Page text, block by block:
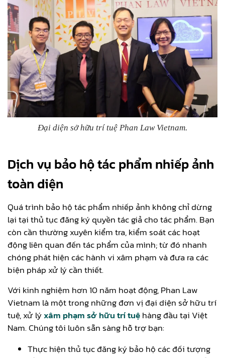
Đại diện sở hữu trí tuệ Phan Law Vietnam.
Dịch vụ bảo hộ tác phẩm nhiếp ảnh
toàn diện
Quá trình bảo hộ tác phẩm nhiếp ảnh không chỉ dừng
lại tại thủ tục đăng ký quyền tác giả cho tác phẩm. Bạn
còn cần thường xuyên kiểm tra, kiểm soát các hoạt
động liên quan đến tác phẩm của mình; từ đó nhanh
chóng phát hiện các hành vi xâm phạm và đưa ra các
biện pháp xử lý cần thiết.
Với kinh nghiệm hơn 10 năm hoạt động, Phan Law
Vietnam là một trong những đơn vị đại diện sở hữu trí
tuệ, xử lýxâm phạm sở hữu trí tuệhàng đầu tại Việt
Nam. Chúng tôi luôn sẵn sàng hỗ trợ bạn:
Thực hiện thủ tục đăng ký bảo hộ các đối tượng